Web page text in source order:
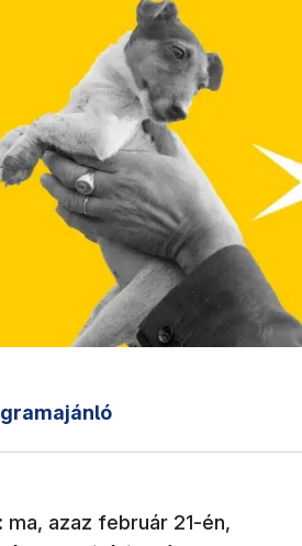
azaz február 21-én,